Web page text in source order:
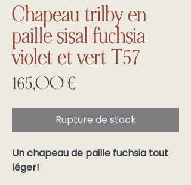
Chapeau trilby en
paille sisal fuchsia
violet et vert T57
165,00 €
Rupture de stock
Un chapeau de paille fuchsia tout
léger!